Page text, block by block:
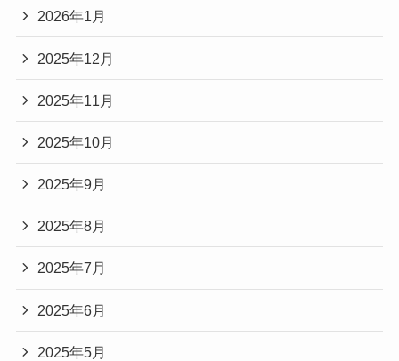
2026年1月
2025年12月
2025年11月
2025年10月
2025年9月
2025年8月
2025年7月
2025年6月
2025年5月